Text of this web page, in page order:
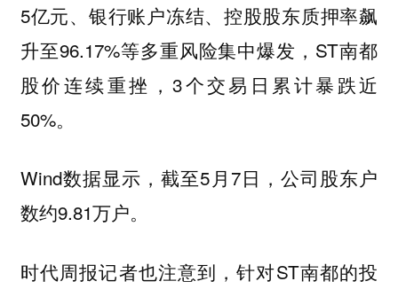
5亿元、银行账户冻结、控股股东质押率飙
升至96.17%等多重风险集中爆发，ST南都
股价连续重挫，3个交易日累计暴跌近
50%。
Wind数据显示，截至5月7日，公司股东户
数约9.81万户。
时代周报记者也注意到，针对ST南都的投